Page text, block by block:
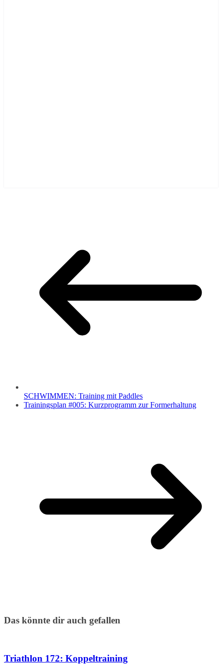
SCHWIMMEN: Training mit Paddles
Trainingsplan #005: Kurzprogramm zur Formerhaltung
Das könnte dir auch gefallen
Triathlon 172: Koppeltraining